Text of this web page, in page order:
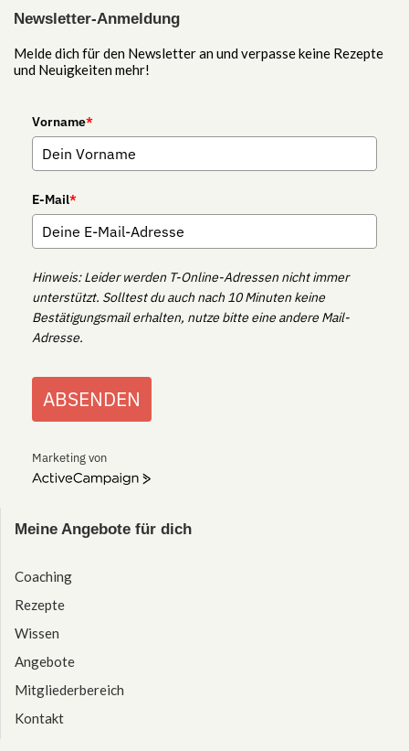
Newsletter-Anmeldung
Melde dich für den Newsletter an und verpasse keine Rezepte
und Neuigkeiten mehr!
Vorname*
E-Mail*
Hinweis: Leider werden T-Online-Adressen nicht immer
unterstützt. Solltest du auch nach 10 Minuten keine
Bestätigungsmail erhalten, nutze bitte eine andere Mail-
Adresse.
ABSENDEN
Marketing von
ActiveCampaign
Meine Angebote für dich
Coaching
Rezepte
Wissen
Angebote
Mitgliederbereich
Kontakt